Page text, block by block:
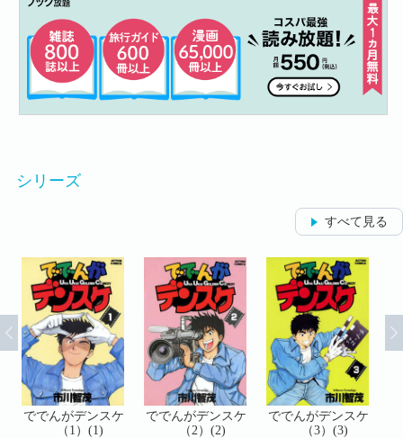
シリーズ
すべて見る
ででんがデンスケ
（1）(1)
ででんがデンスケ
（2）(2)
ででんがデンスケ
（3）(3)